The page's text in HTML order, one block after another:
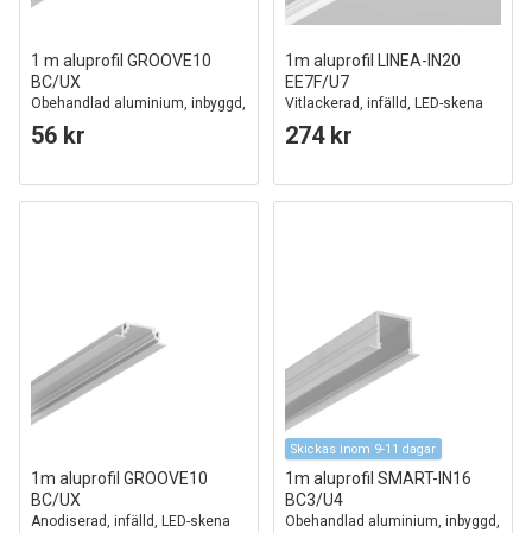
1 m aluprofil GROOVE10
BC/UX
Obehandlad aluminium, inbyggd,
LED-skena
56 kr
1m aluprofil LINEA-IN20
EE7F/U7
Vitlackerad, infälld, LED-skena
274 kr
1m aluprofil GROOVE10
BC/UX
Anodiserad, infälld, LED-skena
Skickas inom 9-11 dagar
1m aluprofil SMART-IN16
BC3/U4
Obehandlad aluminium, inbyggd,